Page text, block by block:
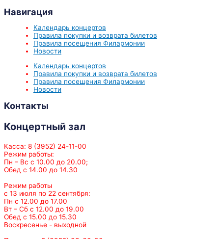
Навигация
Календарь концертов
Правила покупки и возврата билетов
Правила посещения Филармонии
Новости
Календарь концертов
Правила покупки и возврата билетов
Правила посещения Филармонии
Новости
Контакты
Концертный зал
Касса: 8 (3952) 24-11-00
Режим работы:
Пн – Вс с 10.00 до 20.00;
Обед с 14.00 до 14.30
Режим работы
с 13 июля по 22 сентября:
Пн с 12.00 до 17.00
Вт – Сб с 12.00 до 19.00
Обед с 15.00 до 15.30
Воскресенье - выходной